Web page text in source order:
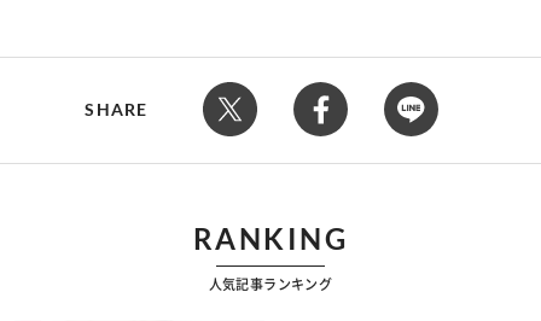
SHARE
RANKING
人気記事ランキング